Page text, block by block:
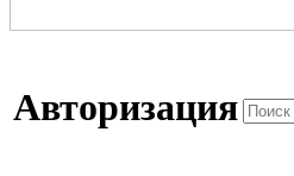
Авторизация